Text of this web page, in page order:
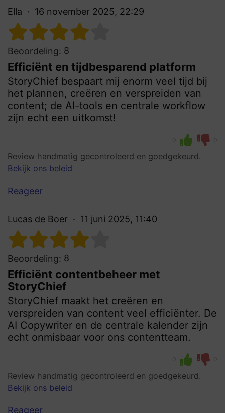
Ella 16 november 2025, 22:29
Beoordeling: 8
Efficiënt en tijdbesparend platform
StoryChief bespaart mij enorm veel tijd bij
het plannen, creëren en verspreiden van
content; de AI-tools en centrale workflow
zijn echt een uitkomst!
0 0
Review handmatig gecontroleerd en goedgekeurd.
Bekijk ons beleid
Reageer
Lucas de Boer 11 juni 2025, 11:40
Beoordeling: 8
Efficiënt contentbeheer met
StoryChief
StoryChief maakt het creëren en
verspreiden van content veel efficiënter. De
AI Copywriter en de centrale kalender zijn
echt onmisbaar voor ons contentteam.
0 0
Review handmatig gecontroleerd en goedgekeurd.
Bekijk ons beleid
Reageer